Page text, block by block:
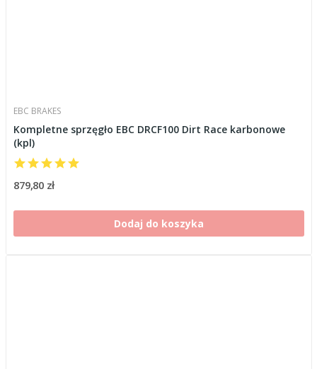
EBC BRAKES
Kompletne sprzęgło EBC DRCF100 Dirt Race karbonowe
(kpl)
879,80 zł
Dodaj do koszyka